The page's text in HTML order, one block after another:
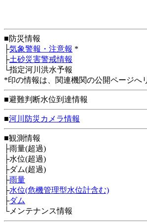
■防災情報
├気象警報・注意報 *
├土砂災害警戒情報
└指定河川洪水予報
*印の情報は、関連機関の公開ページへ
■避難判断水位到達情報
■河川防災カメラ情報
■観測情報
├雨量(超過)
├水位(超過)
├ダム(超過)
├雨量
├水位(危機管理型水位計含む)
├ダム
└メンテナンス情報